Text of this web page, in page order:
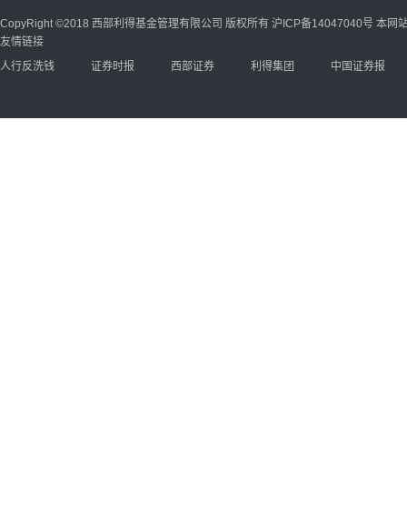
CopyRight ©2018 西部利得基金管理有限公司 版权所有 沪ICP备14047040号 本网
友情链接
人行反洗钱
证券时报 西部证券 利得集团 中国证券报